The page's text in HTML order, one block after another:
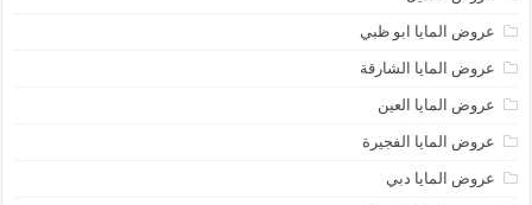
عروض المايا ابو ظبي
عروض المايا الشارقة
عروض المايا العين
عروض المايا الفجيرة
عروض المايا دبي